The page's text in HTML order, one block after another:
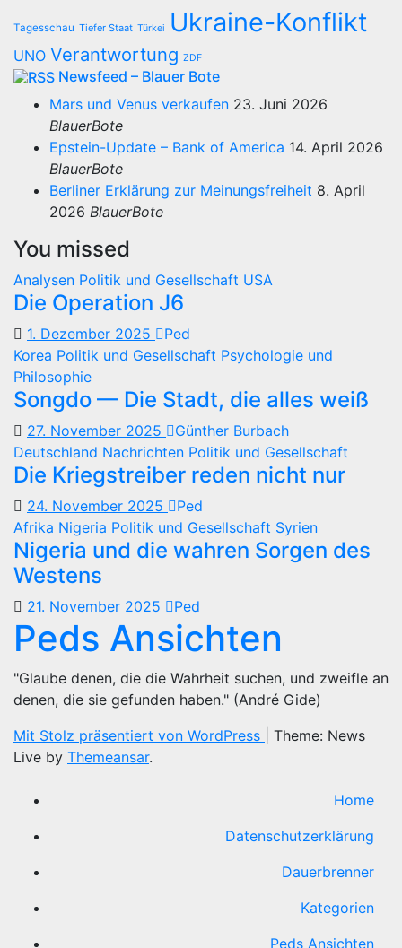
Tagesschau Tiefer Staat Türkei Ukraine-Konflikt
UNO Verantwortung ZDF
Newsfeed – Blauer Bote
Mars und Venus verkaufen 23. Juni 2026
BlauerBote
Epstein-Update – Bank of America 14. April 2026
BlauerBote
Berliner Erklärung zur Meinungsfreiheit 8. April
2026 BlauerBote
You missed
Analysen Politik und Gesellschaft USA
Die Operation J6
1. Dezember 2025
Ped
Korea Politik und Gesellschaft Psychologie und
Philosophie
Songdo — Die Stadt, die alles weiß
27. November 2025
Günther Burbach
Deutschland Nachrichten Politik und Gesellschaft
Die Kriegstreiber reden nicht nur
24. November 2025
Ped
Afrika Nigeria Politik und Gesellschaft Syrien
Nigeria und die wahren Sorgen des
Westens
21. November 2025 Ped
Peds Ansichten
"Glaube denen, die die Wahrheit suchen, und zweifle an
denen, die sie gefunden haben." (André Gide)
Mit Stolz präsentiert von WordPress
Theme: News
Live by Themeansar.
Home
Datenschutzerklärung
Dauerbrenner
Kategorien
Peds Ansichten